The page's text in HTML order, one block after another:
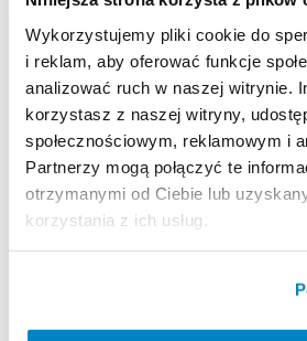
Wykorzystujemy pliki cookie do
i reklam, aby oferować funkcje
analizować ruch w naszej witrynie.
korzystasz z naszej witryny,
społecznościowym, reklamowym i
Partnerzy mogą połączyć te
otrzymanymi od Ciebie lub
korzystania z ich usług.
Decathlon Inowrocław
aleja Niepodległości 35, 88-100
Decathlon Jelenia Góra
Aleja Jana Pawła II 17, 58-500 Jelenia
Decathlon Kalisz
Poznańska 80-86, 62-800 Kalisz,
Decathlon Katowice Trzy Stawy
Alpejska 5, 40-507 Katowice, Polska
Decathlon Katowice
Decathlon Kielce